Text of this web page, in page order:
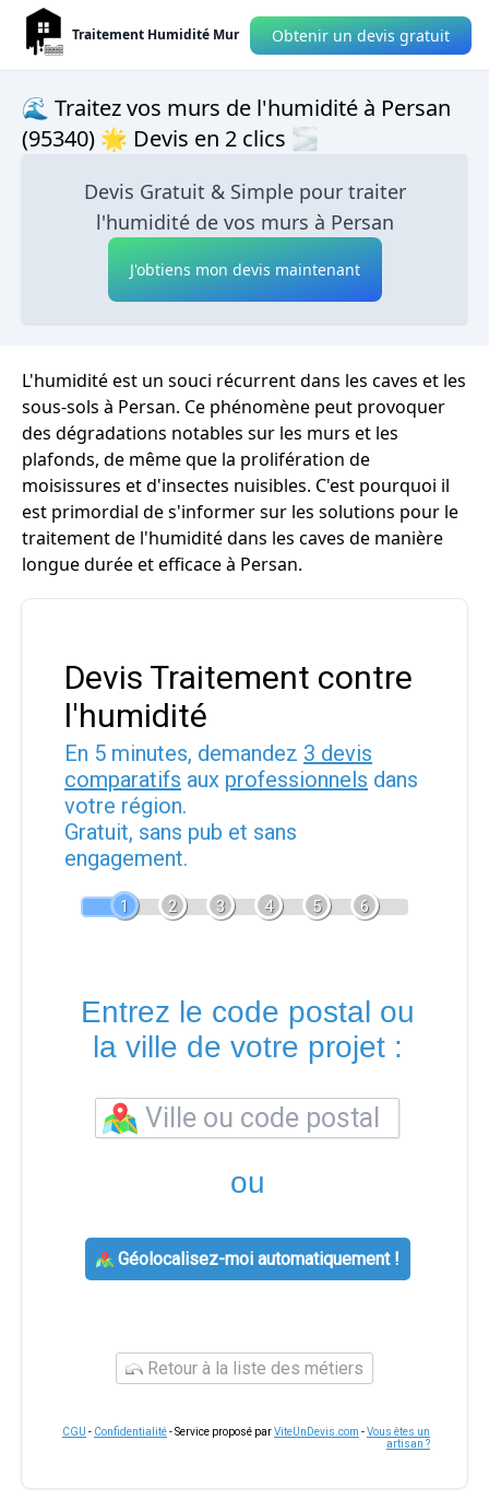
Traitement Humidité Mur Obtenir un devis gratuit
🌊 Traitez vos murs de l'humidité à Persan
(95340) 🌟 Devis en 2 clics 🌫
Devis Gratuit & Simple pour traiter
l'humidité de vos murs à Persan
J'obtiens mon devis maintenant
L'humidité est un souci récurrent dans les caves et les
sous-sols à Persan. Ce phénomène peut provoquer
des dégradations notables sur les murs et les
plafonds, de même que la prolifération de
moisissures et d'insectes nuisibles. C'est pourquoi il
est primordial de s'informer sur les solutions pour le
traitement de l'humidité dans les caves de manière
longue durée et efficace à Persan.
Devis Traitement contre
l'humidité
En 5 minutes, demandez 3 devis
comparatifs aux professionnels dans
votre région.
Gratuit, sans pub et sans
engagement.
1 2 3 4 5 6
Entrez le code postal ou
la ville de votre projet :
ou
Géolocalisez-moi automatiquement !
Retour à la liste des métiers
CGU - Confidentialité- Service proposé parViteUnDevis.com -Vous êtes un
artisan ?